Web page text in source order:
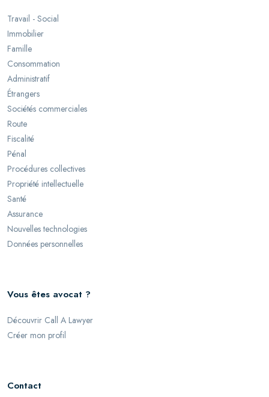
Travail - Social
Immobilier
Famille
Consommation
Administratif
Étrangers
Sociétés commerciales
Route
Fiscalité
Pénal
Procédures collectives
Propriété intellectuelle
Santé
Assurance
Nouvelles technologies
Données personnelles
Vous êtes avocat ?
Découvrir Call A Lawyer
Créer mon profil
Contact